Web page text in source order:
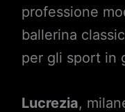
professione
ballerina
per gli sport in
Lucrezia,